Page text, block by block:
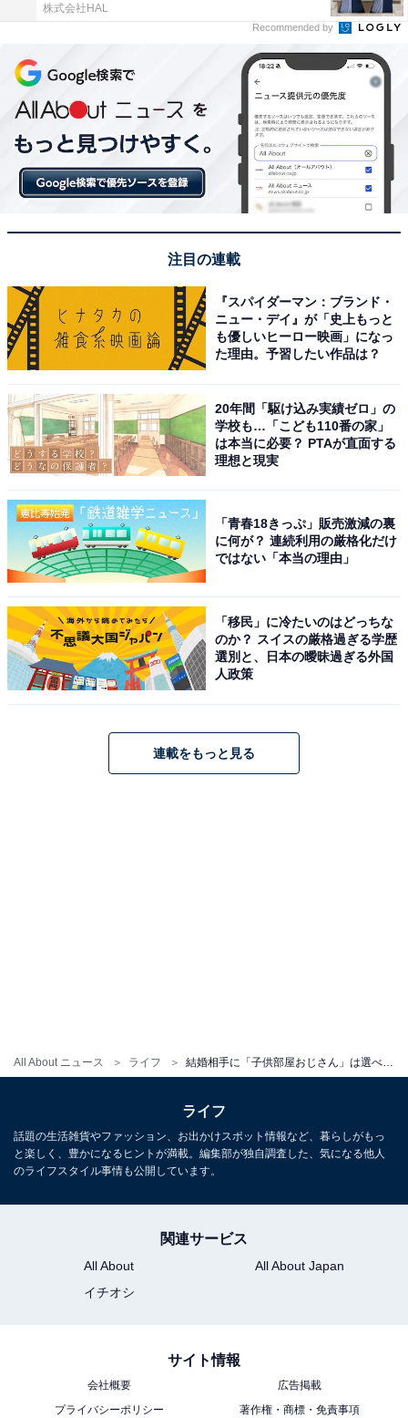
All About ニュース ライフ
余裕があったからできた3度の転職。貯金もしてる
し、家事だって人並み
「僕は今まで3度転職をしていて。半年くらいニートの
時期もありましたが、家賃とかの心配がないので、時間
きた」
貯金額までは教えてくれなかったが、竜也さんは「同世
し、ほとんど実家にお金を入れることもないようだ。
「実家暮らしだと言うと、家事が一切出来ないというイ
メージを持たれがちですが、そんなことはない。料理も
自身の恋愛や結婚について聞くと、こう答えた。
「『子供部屋おじさんじゃん（笑）』みたいな周囲の声
には『嫉妬してるんだな』と思うようにしてます
（笑）」
＞次のページ：地方在住の「こどおば」が抱える“苦
初デートで「相手がトイレからなかなか帰ってこない」
株式会社HAL
Recommended by
注目の連載
『スパイダーマン：ブランド・
ニュー・デイ』が「史上もっと
も優しいヒーロー映画」になっ
た理由。予習したい作品は？
20年間「駆け込み実績ゼロ」の
学校も…「こども110番の家」
は本当に必要？ PTAが直面する
理想と現実
「青春18きっぷ」販売激減の裏
に何が？ 連続利用の厳格化だけ
ではない「本当の理由」
「移民」に冷たいのはどっちな
のか？ スイスの厳格過ぎる学歴
選別と、日本の曖昧過ぎる外国
人政策
連載をもっと見る
ライフ
話題の生活雑貨やファッション、お出かけスポット情報など、暮らしがもっ
と楽しく、豊かになるヒントが満載。編集部が独自調査した、気になる他人
のライフスタイル事情も公開しています。
関連サービス
All About
All About Japan
イチオシ
サイト情報
会社概要
広告掲載
プライバシーポリシー
著作権・商標・免責事項